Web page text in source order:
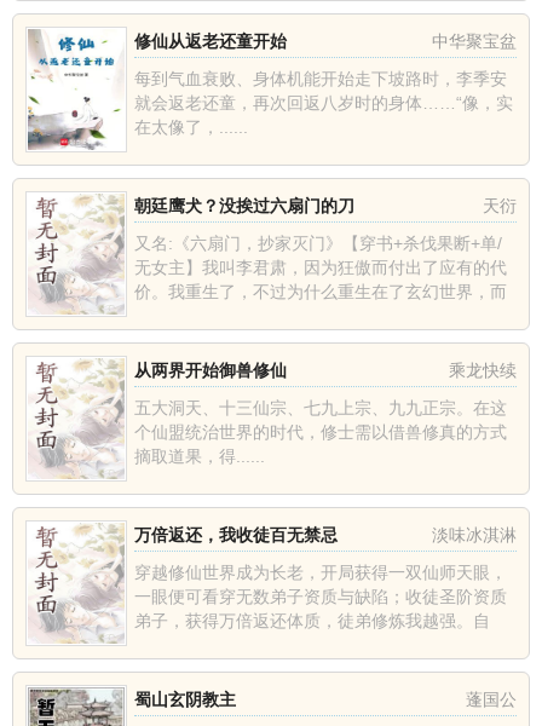
中华聚宝盆
修仙从返老还童开始
每到气血衰败、身体机能开始走下坡路时，李季安
就会返老还童，再次回返八岁时的身体……“像，实
在太像了，......
天衍
朝廷鹰犬？没挨过六扇门的刀
又名:《六扇门，抄家灭门》【穿书+杀伐果断+单/
无女主】我叫李君肃，因为狂傲而付出了应有的代
价。我重生了，不过为什么重生在了玄幻世界，而
加入六扇门，一步一步...
乘龙快续
从两界开始御兽修仙
五大洞天、十三仙宗、七九上宗、九九正宗。在这
个仙盟统治世界的时代，修士需以借兽修真的方式
摘取道果，得......
淡味冰淇淋
万倍返还，我收徒百无禁忌
穿越修仙世界成为长老，开局获得一双仙师天眼，
一眼便可看穿无数弟子资质与缺陷；收徒圣阶资质
弟子，获得万倍返还体质，徒弟修炼我越强。自
修为从炼气期突破，获得百...
蓬国公
蜀山玄阴教主